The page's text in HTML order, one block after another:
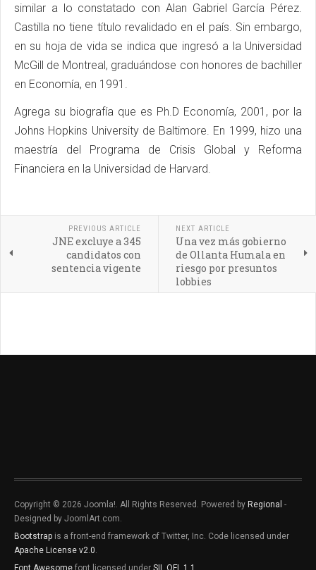
similar a lo constatado con Alan Gabriel García Pérez.
Castilla no tiene título revalidado en el país. Sin embargo,
en su hoja de vida se indica que ingresó a la Universidad
McGill de Montreal, graduándose con honores de bachiller
en Economía, en 1991.
Agrega su biografía que es Ph.D Economía, 2001, por la
Johns Hopkins University de Baltimore. En 1999, hizo una
maestría del Programa de Crisis Global y Reforma
Financiera en la Universidad de Harvard.
PREVIOUS ARTICLE
JNE excluye a 345
candidatos con
sentencia vigente
NEXT ARTICLE
Una vez más gobierno
de Ollanta Humala en
riesgo por presuntos
lobbies
Copyright © 2026 Joomla!. All Rights Reserved. Powered by Regional -
Designed by JoomlArt.com.
Bootstrap is a front-end framework of Twitter, Inc. Code licensed under
Apache License v2.0.
Font Awesome font licensed under SIL OFL 1.1